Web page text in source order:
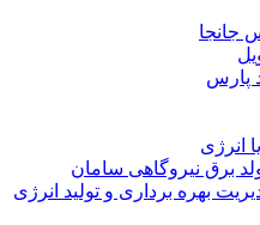
جانجا
پارس
انرژی
برق نیروگاهی سامان
بهره برداری و تولید انرژی